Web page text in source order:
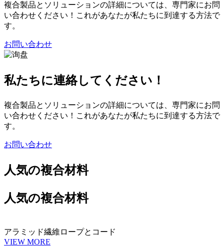
複合製品とソリューションの詳細については、専門家にお問
い合わせください！これがあなたが私たちに到達する方法で
す。
お問い合わせ
私たちに連絡してください！
複合製品とソリューションの詳細については、専門家にお問
い合わせください！これがあなたが私たちに到達する方法で
す。
お問い合わせ
人気の複合材料
人気の複合材料
アラミッド繊維ロープとコード
VIEW MORE